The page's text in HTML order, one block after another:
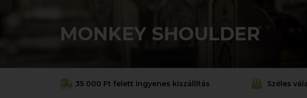
MONKEY SHOULDER
35 000 Ft felett ingyenes kiszállítás Széles